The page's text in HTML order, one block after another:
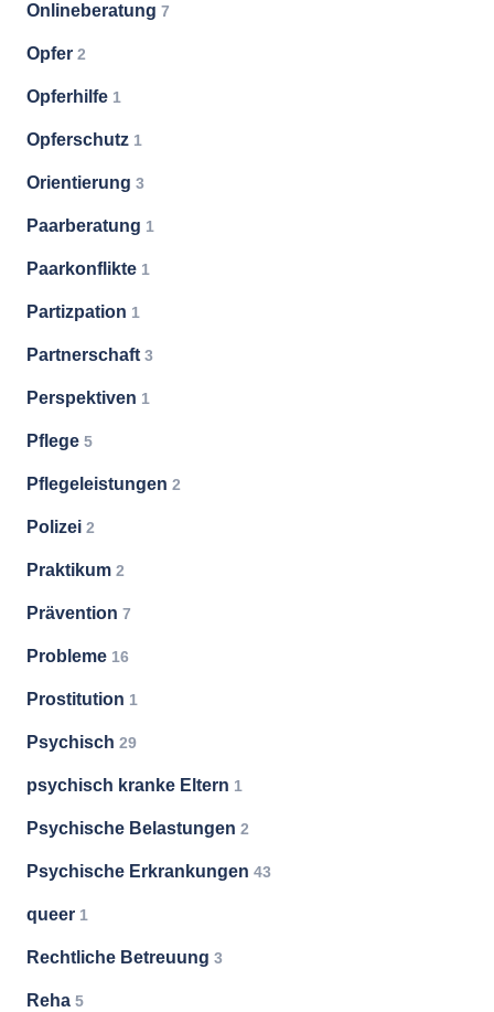
Onlineberatung 7
Opfer 2
Opferhilfe 1
Opferschutz 1
Orientierung 3
Paarberatung 1
Paarkonflikte 1
Partizpation 1
Partnerschaft 3
Perspektiven 1
Pflege 5
Pflegeleistungen 2
Polizei 2
Praktikum 2
Prävention 7
Probleme 16
Prostitution 1
Psychisch 29
psychisch kranke Eltern 1
Psychische Belastungen 2
Psychische Erkrankungen 43
queer 1
Rechtliche Betreuung 3
Reha 5